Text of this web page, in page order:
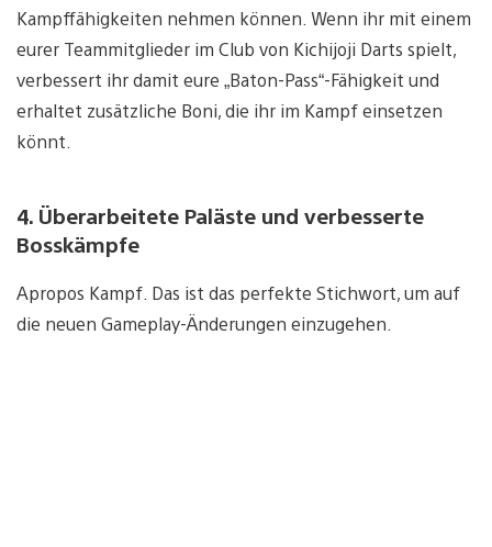
Kampffähigkeiten nehmen können. Wenn ihr mit einem
eurer Teammitglieder im Club von Kichijoji Darts spielt,
verbessert ihr damit eure „Baton-Pass“-Fähigkeit und
erhaltet zusätzliche Boni, die ihr im Kampf einsetzen
könnt.
4. Überarbeitete Paläste und verbesserte
Bosskämpfe
Apropos Kampf. Das ist das perfekte Stichwort, um auf
die neuen Gameplay-Änderungen einzugehen.